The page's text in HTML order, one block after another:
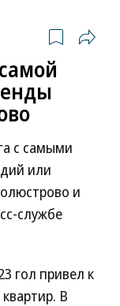
с самыми
или
и
службе
гол привел к
В